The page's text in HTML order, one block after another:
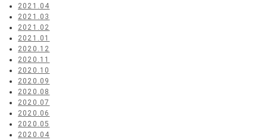
2021.04
2021.03
2021.02
2021.01
2020.12
2020.11
2020.10
2020.09
2020.08
2020.07
2020.06
2020.05
2020.04